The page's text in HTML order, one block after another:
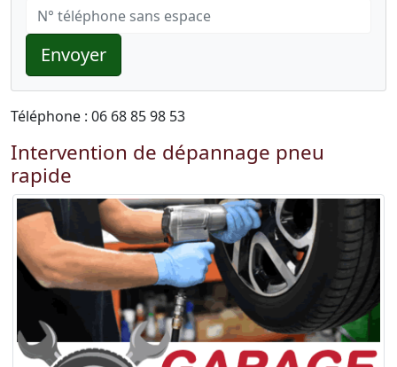
Envoyer
Téléphone : 06 68 85 98 53
Intervention de dépannage pneu
rapide